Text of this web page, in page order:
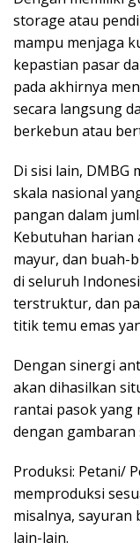
storage atau
mampu menjaga
kepastian pasar
pada akhirnya
secara langsung
berkebun atau
Di sisi lain,
skala nasional
pangan dalam
Kebutuhan harian
mayur, dan buah-
di seluruh
terstruktur, dan
titik temu emas
Dengan sinergi
akan dihasilkan
rantai pasok yang
dengan
Produksi: Petani/
memproduksi
misalnya, sayuran
lain-lain.